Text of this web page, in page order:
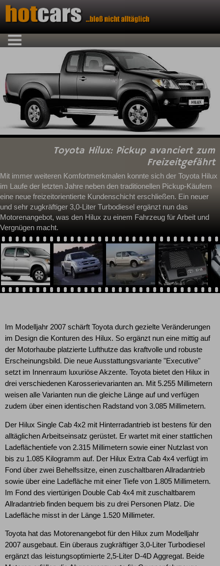
Toyota Hilux: Pickup avanciert zum
Freizeitgefährt
Mit immer weiteren Komfortmerkmalen konnte sich der Toyota Hilux
im Laufe der letzten Jahre neben den traditionellen Pickup-Käufern
eine neue freizeitorientierte Kundenschicht erschließen. Ein neuer
und sehr zugkräftiger 3,0-Liter Turbodiesel ergänzt nun das
Motorenangebot, was den Hilux zu einem Fahrzeug für Arbeit und
Vergnügen macht.
Im Modelljahr 2007 schärft Toyota durch gezielte Veränderungen
im Design die Konturen des Hilux. So ergänzt nun eine mittig auf
der Motorhaube platzierte Lufthutze das kraftvolle und robuste
Erscheinungsbild. Die neue Ausstattungsvariante "Executive"
setzt im Innenraum luxuriöse Akzente. Toyota bietet den Hilux in
drei verschiedenen Karosserievarianten an. Mit 5.255 Millimetern
weisen alle Varianten nun die gleiche Länge auf und verfügen
zudem über einen identischen Radstand von 3.085 Millimetern.
Der Hilux Single Cab 4x2 mit Hinterradantrieb ist bestens für den
alltäglichen Arbeitseinsatz gerüstet. Er wartet mit einer stattlichen
Ladeflächentiefe von 2.315 Millimetern sowie einer Nutzlast von
bis zu 1.085 Kilogramm auf. Der Hilux Extra Cab 4x4 verfügt im
Fond über zwei Behelfssitze, einen zuschaltbaren Allradantrieb
sowie über eine Ladefläche mit einer Tiefe von 1.805 Millimetern.
Im Fond des viertürigen Double Cab 4x4 mit zuschaltbarem
Allradantrieb finden bequem bis zu drei Personen Platz. Die
Ladefläche misst in der Länge 1.520 Millimeter.
Toyota hat das Motorenangebot für den Hilux zum Modelljahr
2007 ausgebaut. Ein überaus zugkräftiger 3,0-Liter Turbodiesel
ergänzt das leistungsoptimierte 2,5-Liter D-4D Aggregat. Beide